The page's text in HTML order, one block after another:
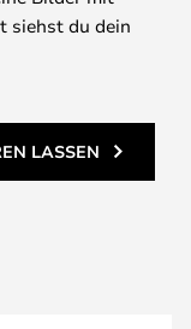
siehst du dein
LASSEN